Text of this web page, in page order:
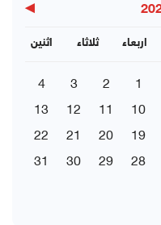
▶
اثنين ثلاثاء اربعاء
1
2
3
4
10
11
12
13
19
20
21
22
28
29
30
31